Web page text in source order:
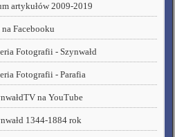
artykułów 2009-2019
Facebooku
Fotografii - Szynwałd
Fotografii - Parafia
na YouTube
1344-1884 rok